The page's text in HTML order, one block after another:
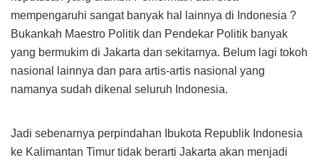
mempengaruhi sangat banyak hal lainnya di Indonesia ?
Bukankah Maestro Politik dan Pendekar Politik banyak
yang bermukim di Jakarta dan sekitarnya. Belum lagi tokoh
nasional lainnya dan para artis-artis nasional yang
namanya sudah dikenal seluruh Indonesia.
Jadi sebenarnya perpindahan Ibukota Republik Indonesia
ke Kalimantan Timur tidak berarti Jakarta akan menjadi